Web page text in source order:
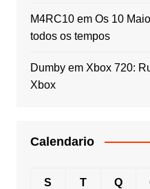
M4RC10em Os 10
todos os tempos
Dumbyem Xbox 720:
Xbox
Calendario
S T Q